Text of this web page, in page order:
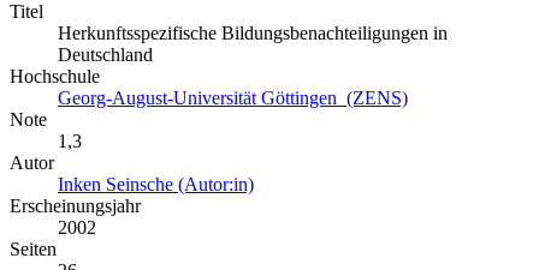
Titel
Herkunftsspezifische Bildungsbenachteiligungen in
Deutschland
Hochschule
Georg-August-Universität Göttingen (ZENS)
Note
1,3
Autor
Inken Seinsche (Autor:in)
Erscheinungsjahr
2002
Seiten